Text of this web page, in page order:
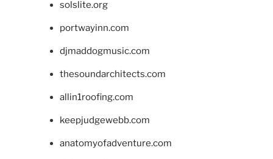
solslite.org
portwayinn.com
djmaddogmusic.com
thesoundarchitects.com
allin1roofing.com
keepjudgewebb.com
anatomyofadventure.com